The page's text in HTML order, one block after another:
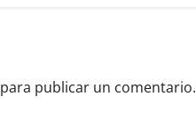
para publicar un comentario.